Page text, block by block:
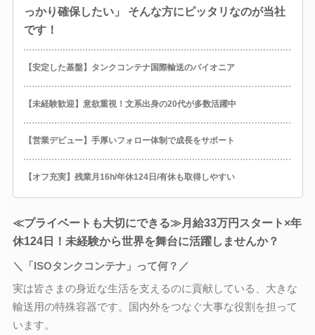
っかり確保したい」 そんな方にピッタリなのが当社
です！
【安定した基盤】タンクコンテナ国際輸送のパイオニア
【未経験歓迎】意欲重視！文系出身の20代が多数活躍中
【営業デビュー】手厚いフォロー体制で成長をサポート
【オフ充実】残業月16h/年休124日/有休も取得しやすい
≪プライベートも大切にできる≫月給33万円スタート×年
休124日！未経験から世界を舞台に活躍しませんか？
＼「ISOタンクコンテナ」って何？／
実は皆さまの身近な生活を支えるのに貢献している、大きな
輸送用の特殊容器です。国内外をつなぐ大事な役割を担って
います。